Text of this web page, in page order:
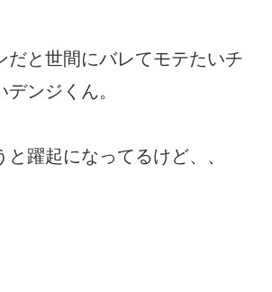
だと世間にバレてモテたいチ
ンジくん。
躍起になってるけど、、